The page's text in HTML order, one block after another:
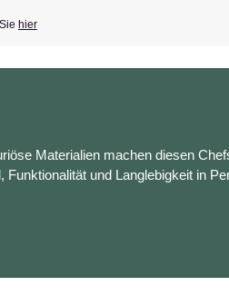
hier
Materialien machen diesen
Funktionalität und Langlebigkeit in